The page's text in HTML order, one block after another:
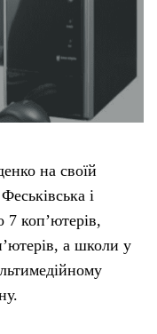
на своїй
і
коп’ютерів,
а школи у